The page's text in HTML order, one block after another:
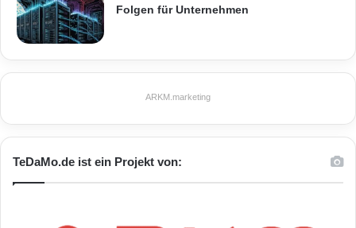
Folgen für Unternehmen
ARKM.marketing
TeDaMo.de ist ein Projekt von: